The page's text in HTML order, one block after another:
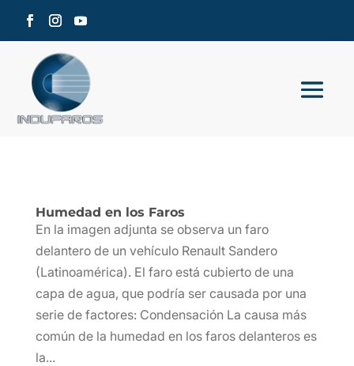
Humedad en los Faros
En la imagen adjunta se observa un faro
delantero de un vehículo Renault Sandero
(Latinoamérica). El faro está cubierto de una
capa de agua, que podría ser causada por una
serie de factores: Condensación La causa más
común de la humedad en los faros delanteros es
la...